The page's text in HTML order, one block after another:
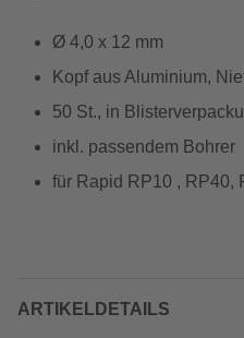
Ø 4,0 x 12 mm
Kopf aus Aluminium,
50 St., in
inkl. passendem Bohrer
für Rapid RP10 , RP40,
ARTIKELDETAILS